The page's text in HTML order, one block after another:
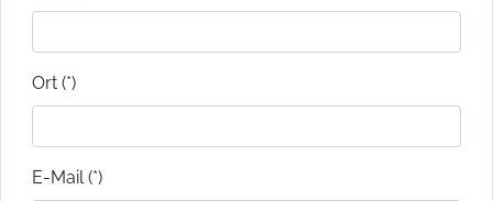
Ort (*)
E-Mail (*)